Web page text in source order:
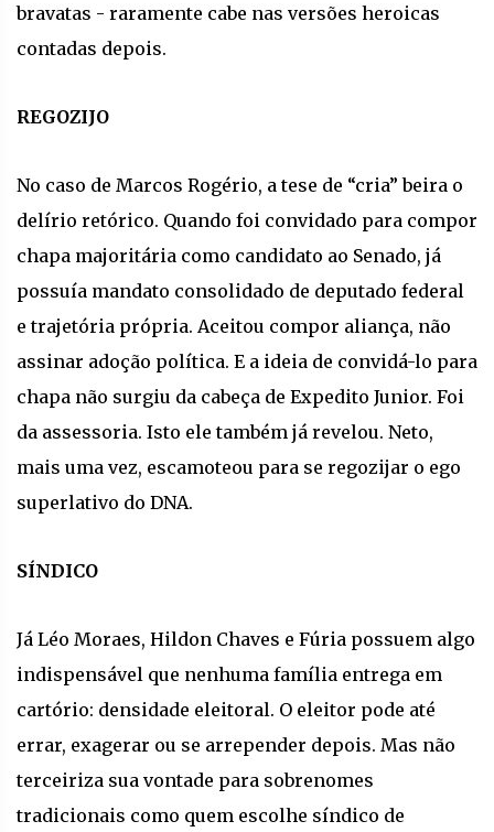
bravatas - raramente cabe nas versões heroicas
contadas depois.
REGOZIJO
No caso de Marcos Rogério, a tese de “cria” beira o
delírio retórico. Quando foi convidado para compor
chapa majoritária como candidato ao Senado, já
possuía mandato consolidado de deputado federal
e trajetória própria. Aceitou compor aliança, não
assinar adoção política. E a ideia de convidá-lo para
chapa não surgiu da cabeça de Expedito Junior. Foi
da assessoria. Isto ele também já revelou. Neto,
mais uma vez, escamoteou para se regozijar o ego
superlativo do DNA.
SÍNDICO
Já Léo Moraes, Hildon Chaves e Fúria possuem algo
indispensável que nenhuma família entrega em
cartório: densidade eleitoral. O eleitor pode até
errar, exagerar ou se arrepender depois. Mas não
terceiriza sua vontade para sobrenomes
tradicionais como quem escolhe síndico de